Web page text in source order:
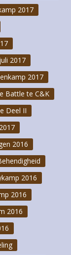
2017
2017
2017
Battle te C&K
Deel II
2016
2016
2016
2016